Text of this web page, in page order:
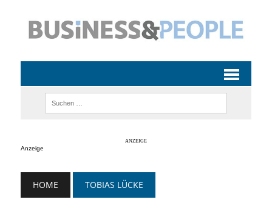
Anzeige
HOME TOBIAS LÜCKE